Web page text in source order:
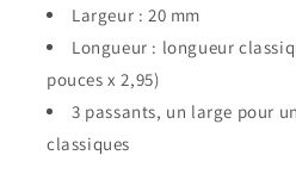
Largeur : 20 mm
Longueur : longueur
pouces x 2,95)
3 passants, un large pour
classiques